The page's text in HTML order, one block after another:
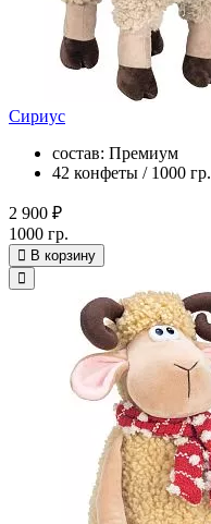
Сириус
состав: Премиум
42 конфеты / 1000 гр.
2 900 ₽
1000 гр.
В корзину